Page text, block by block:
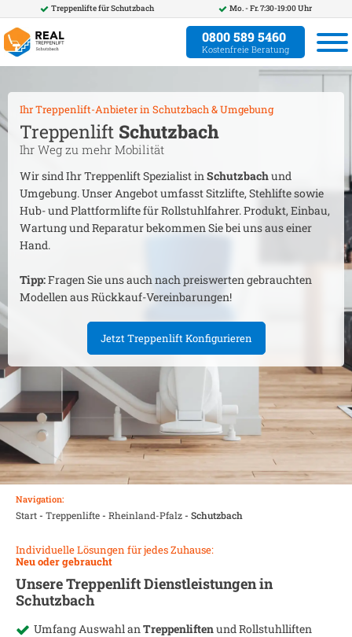
Treppenlifte fürSchutzbach Mo. - Fr. 7:30-19:00 Uhr
0800 589 5460
Kostenfreie Beratung
Ihr Treppenlift-Anbieter in Schutzbach& Umgebung
Treppenlift Schutzbach
Ihr Weg zu mehr Mobilität
Wir sind Ihr Treppenlift Spezialist inSchutzbachund
Umgebung. Unser Angebot umfasst Sitzlifte, Stehlifte sowie
Hub- und Plattformlifte für Rollstuhlfahrer. Produkt, Einbau,
Wartung und Reparatur bekommen Sie bei uns aus einer
Hand.
Tipp:Fragen Sie uns auch nach preiswerten gebrauchten
Modellen aus Rückkauf-Vereinbarungen!
Jetzt Treppenlift Konfigurieren
Navigation:
Start- Treppenlifte- Rheinland-Pfalz- Schutzbach
Individuelle Lösungen für jedes Zuhause:
Neu oder gebraucht
Unsere Treppenlift Dienstleistungen in
Schutzbach
Umfang Auswahl anTreppenliftenund Rollstuhlliften